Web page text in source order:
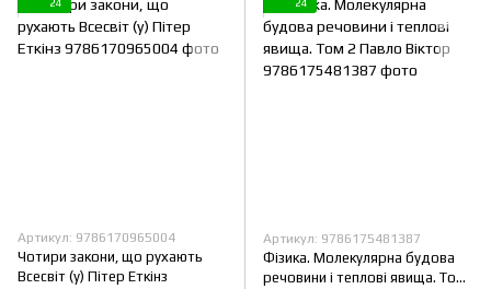
24
Артикул: 9786170965004
Чотири закони, що рухають
Всесвіт (у) Пітер Еткінз
24
Артикул: 9786175481387
Фізика. Молекулярна будова
речовини і теплові явища. Том